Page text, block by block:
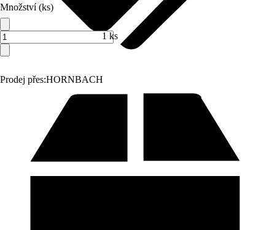
Prodej přes:HORNBACH
Množství (ks)
1 ks